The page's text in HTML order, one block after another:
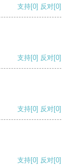
支持[0] 反对[0]
支持[0] 反对[0]
支持[0] 反对[0]
支持[0] 反对[0]